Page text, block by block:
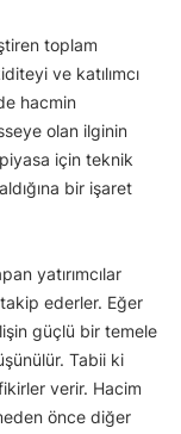
toplam
ve katılımcı
hacmin
olan ilginin
için teknik
bir işaret
yatırımcılar
ederler. Eğer
güçlü bir temele
Tabii ki
verir. Hacim
önce diğer